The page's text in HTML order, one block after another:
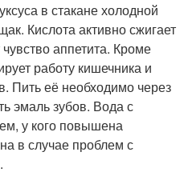
в стакане холодной
Кислота активно сжигает
аппетита. Кроме
работу кишечника и
Пить её необходимо через
эмаль зубов. Вода с
у кого повышена
в случае проблем с